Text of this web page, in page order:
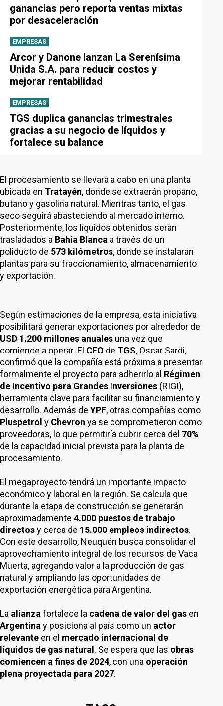
ganancias pero reporta ventas mixtas
por desaceleración
EMPRESAS
Arcor y Danone lanzan La Serenísima
Unida S.A. para reducir costos y
mejorar rentabilidad
EMPRESAS
TGS duplica ganancias trimestrales
gracias a su negocio de líquidos y
fortalece su balance
El procesamiento se llevará a cabo en una planta
ubicada en Tratayén, donde se extraerán propano,
butano y gasolina natural. Mientras tanto, el gas
seco seguirá abasteciendo al mercado interno.
Posteriormente, los líquidos obtenidos serán
trasladados a Bahía Blanca a través de un
poliducto de 573 kilómetros, donde se instalarán
plantas para su fraccionamiento, almacenamiento
y exportación.
Según estimaciones de la empresa, esta iniciativa
posibilitará generar exportaciones por alrededor de
USD 1.200 millones anuales una vez que
comience a operar. El CEO de TGS, Oscar Sardi,
confirmó que la compañía está próxima a presentar
formalmente el proyecto para adherirlo al Régimen
de Incentivo para Grandes Inversiones (RIGI),
herramienta clave para facilitar su financiamiento y
desarrollo. Además de YPF, otras compañías como
Pluspetrol y Chevron ya se comprometieron como
proveedoras, lo que permitiría cubrir cerca del 70%
de la capacidad inicial prevista para la planta de
procesamiento.
El megaproyecto tendrá un importante impacto
económico y laboral en la región. Se calcula que
durante la etapa de construcción se generarán
aproximadamente 4.000 puestos de trabajo
directosy cerca de 15.000 empleos indirectos.
Con este desarrollo, Neuquén busca consolidar el
aprovechamiento integral de los recursos de Vaca
Muerta, agregando valor a la producción de gas
natural y ampliando las oportunidades de
exportación energética para Argentina.
La alianza fortalece la cadena de valor del gas en
Argentina y posiciona al país como un actor
relevante en el mercado internacional de
líquidos de gas natural . Se espera que las obras
comiencen a fines de 2024, con una operación
plena proyectada para 2027.